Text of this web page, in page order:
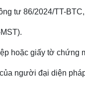
tư 86/2024/TT-
hoặc giấy tờ chứng
người đại diện